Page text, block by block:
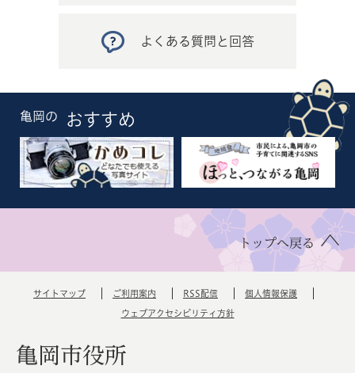
よくある質問と回答
亀岡の おすすめ
トップへ戻る
サイトマップ ご利用案内 RSS配信 個人情報保護
ウェブアクセシビリティ方針
亀岡市役所